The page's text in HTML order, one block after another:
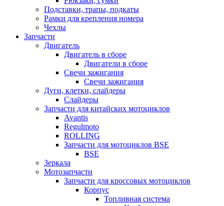
Подставки, трапы, подкаты
Рамки для крепления номера
Чехлы
Запчасти
Двигатель
Двигатель в сборе
Двигатели в сборе
Свечи зажигания
Свечи зажигания
Дуги, клетки, слайдеры
Слайдеры
Запчасти для китайских мотоциклов
Avantis
Regulmoto
ROLLING
Запчасти для мотоциклов BSE
BSE
Зеркала
Мотозапчасти
Запчасти для кроссовых мотоциклов
Корпус
Топливная система